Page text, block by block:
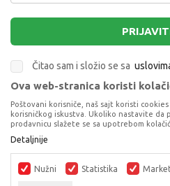
Čitao sam i složio se sa
Terms of Service
apply.
Ova web-stranica koristi
Poštovani korisniče, naš sajt koristi
korisničkog iskustva. Ukoliko nastavite
prodavnicu slažete se sa upotrebom
Detaljnije
Nužni Statistika